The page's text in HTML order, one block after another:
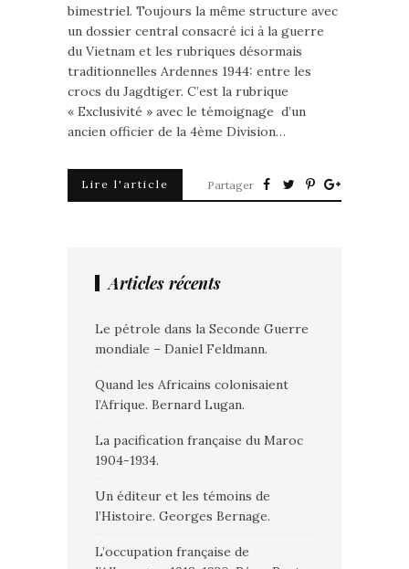
bimestriel. Toujours la même structure avec
un dossier central consacré ici à la guerre
du Vietnam et les rubriques désormais
traditionnelles Ardennes 1944: entre les
crocs du Jagdtiger. C’est la rubrique
« Exclusivité » avec le témoignage d’un
ancien officier de la 4ème Division…
Lire l'article Partager
Articles récents
Le pétrole dans la Seconde Guerre
mondiale – Daniel Feldmann.
Quand les Africains colonisaient
l’Afrique. Bernard Lugan.
La pacification française du Maroc
1904-1934.
Un éditeur et les témoins de
l’Histoire. Georges Bernage.
L’occupation française de